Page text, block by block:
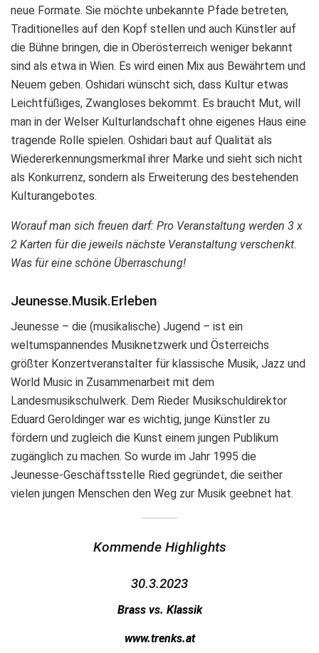
neue Formate. Sie möchte unbekannte Pfade betreten,
Traditionelles auf den Kopf stellen und auch Künstler auf
die Bühne bringen, die in Oberösterreich weniger bekannt
sind als etwa in Wien. Es wird einen Mix aus Bewährtem und
Neuem geben. Oshidari wünscht sich, dass Kultur etwas
Leichtfüßiges, Zwangloses bekommt. Es braucht Mut, will
man in der Welser Kulturlandschaft ohne eigenes Haus eine
tragende Rolle spielen. Oshidari baut auf Qualität als
Wiedererkennungsmerkmal ihrer Marke und sieht sich nicht
als Konkurrenz, sondern als Erweiterung des bestehenden
Kulturangebotes.
Worauf man sich freuen darf: Pro Veranstaltung werden 3 x
2 Karten für die jeweils nächste Veranstaltung verschenkt.
Was für eine schöne Überraschung!
Jeunesse.Musik.Erleben
Jeunesse – die (musikalische) Jugend – ist ein
weltumspannendes Musiknetzwerk und Österreichs
größter Konzertveranstalter für klassische Musik, Jazz und
World Music in Zusammenarbeit mit dem
Landesmusikschulwerk. Dem Rieder Musikschuldirektor
Eduard Geroldinger war es wichtig, junge Künstler zu
fördern und zugleich die Kunst einem jungen Publikum
zugänglich zu machen. So wurde im Jahr 1995 die
Jeunesse-Geschäftsstelle Ried gegründet, die seither
vielen jungen Menschen den Weg zur Musik geebnet hat.
Kommende Highlights
30.3.2023
Brass vs. Klassik
www.trenks.at